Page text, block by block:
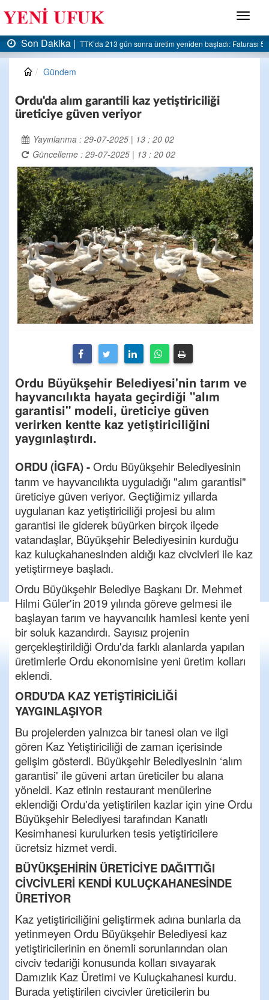
Menü
Son Dakika | AK Parti Ereğli İlçe Başkanlığı’ndan belediyeye sert
Gündem
Ordu'da alım garantili kaz yetiştiriciliği
üreticiye güven veriyor
Yayınlanma : 29-07-2025 | 13 : 20 02
Güncelleme : 29-07-2025 | 13 : 20 02
Ordu Büyükşehir Belediyesi'nin tarım ve
hayvancılıkta hayata geçirdiği "alım
garantisi" modeli, üreticiye güven
verirken kentte kaz yetiştiriciliğini
yaygınlaştırdı.
ORDU (İGFA) -Ordu Büyükşehir Belediyesinin
tarım ve hayvancılıkta uyguladığı "alım garantisi"
üreticiye güven veriyor. Geçtiğimiz yıllarda
uygulanan kaz yetiştiriciliği projesi bu alım
garantisi ile giderek büyürken birçok ilçede
vatandaşlar, Büyükşehir Belediyesinin kurduğu
kaz kuluçkahanesinden aldığı kaz civcivleri ile kaz
yetiştirmeye başladı.
Ordu Büyükşehir Belediye Başkanı Dr. Mehmet
Hilmi Güler'in 2019 yılında göreve gelmesi ile
başlayan tarım ve hayvancılık hamlesi kente yeni
bir soluk kazandırdı. Sayısız projenin
gerçekleştirildiği Ordu'da farklı alanlarda yapılan
üretimlerle Ordu ekonomisine yeni üretim kolları
eklendi.
ORDU'DA KAZ YETİŞTİRİCİLİĞİ
YAYGINLAŞIYOR
Bu projelerden yalnızca bir tanesi olan ve ilgi
gören Kaz Yetiştiriciliği de zaman içerisinde
gelişim gösterdi. Büyükşehir Belediyesinin ‘alım
garantisi' ile güveni artan üreticiler bu alana
yöneldi. Kaz etinin restaurant menülerine
eklendiği Ordu'da yetiştirilen kazlar için yine Ordu
Büyükşehir Belediyesi tarafından Kanatlı
Kesimhanesi kurulurken tesis yetiştiricilere
ücretsiz hizmet verdi.
BÜYÜKŞEHİRİN ÜRETİCİYE DAĞITTIĞI
CİVCİVLERİ KENDİ KULUÇKAHANESİNDE
ÜRETİYOR
Kaz yetiştiriciliğini geliştirmek adına bunlarla da
yetinmeyen Ordu Büyükşehir Belediyesi kaz
yetiştiricilerinin en önemli sorunlarından olan
civciv tedariği konusunda kolları sıvayarak
Damızlık Kaz Üretimi ve Kuluçkahanesi kurdu.
Burada yetiştirilen civcivler üreticilerin bu